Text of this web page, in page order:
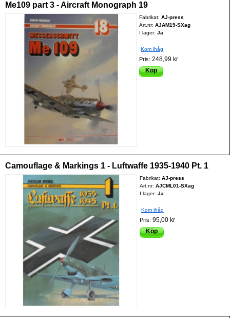
Me109 part 3 - Aircraft Monograph 19
Fabrikat:AJ-press
Art.nr:AJAM19-SXag
I lager: Ja
Kom ihåg
Pris:248,99 kr
Köp
Camouflage & Markings 1 - Luftwaffe 1935-1940 Pt. 1
Fabrikat: AJ-press
Art.nr: AJCML01-SXag
I lager: Ja
Kom ihåg
Pris: 95,00 kr
Köp